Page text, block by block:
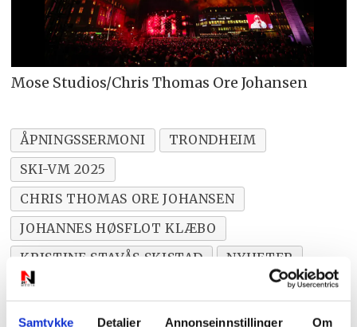
Samtykke Detaljer Annonseinnstillinger Om
Mose Studios/Chris Thomas Ore Johansen
ÅPNINGSSERMONI
TRONDHEIM
SKI-VM 2025
CHRIS THOMAS ORE JOHANSEN
JOHANNES HØSFLOT KLÆBO
KRISTINE STAVÅS SKISTAD
NYHETER